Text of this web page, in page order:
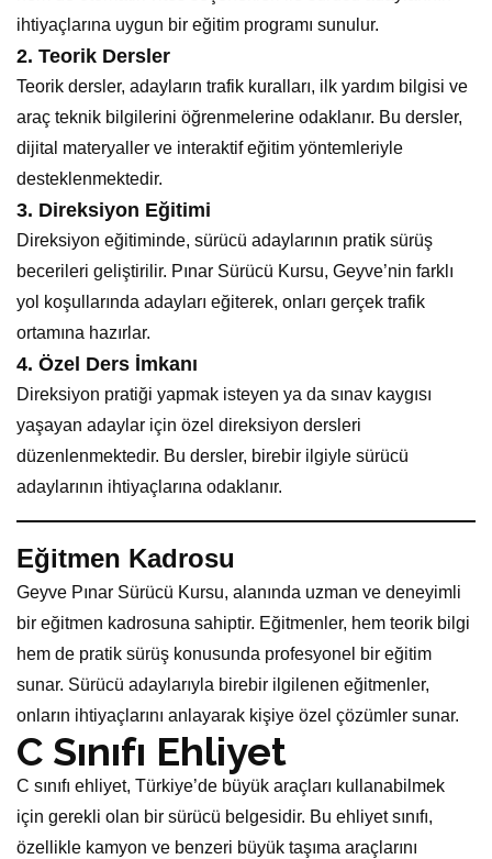
ihtiyaçlarına uygun bir eğitim programı sunulur.
2. Teorik Dersler
Teorik dersler, adayların trafik kuralları, ilk yardım bilgisi ve
araç teknik bilgilerini öğrenmelerine odaklanır. Bu dersler,
dijital materyaller ve interaktif eğitim yöntemleriyle
desteklenmektedir.
3. Direksiyon Eğitimi
Direksiyon eğitiminde, sürücü adaylarının pratik sürüş
becerileri geliştirilir. Pınar Sürücü Kursu, Geyve’nin farklı
yol koşullarında adayları eğiterek, onları gerçek trafik
ortamına hazırlar.
4. Özel Ders İmkanı
Direksiyon pratiği yapmak isteyen ya da sınav kaygısı
yaşayan adaylar için özel direksiyon dersleri
düzenlenmektedir. Bu dersler, birebir ilgiyle sürücü
adaylarının ihtiyaçlarına odaklanır.
Eğitmen Kadrosu
Geyve Pınar Sürücü Kursu, alanında uzman ve deneyimli
bir eğitmen kadrosuna sahiptir. Eğitmenler, hem teorik bilgi
hem de pratik sürüş konusunda profesyonel bir eğitim
sunar. Sürücü adaylarıyla birebir ilgilenen eğitmenler,
onların ihtiyaçlarını anlayarak kişiye özel çözümler sunar.
C Sınıfı Ehliyet
C sınıfı ehliyet, Türkiye’de büyük araçları kullanabilmek
için gerekli olan bir sürücü belgesidir. Bu ehliyet sınıfı,
özellikle kamyon ve benzeri büyük taşıma araçlarını